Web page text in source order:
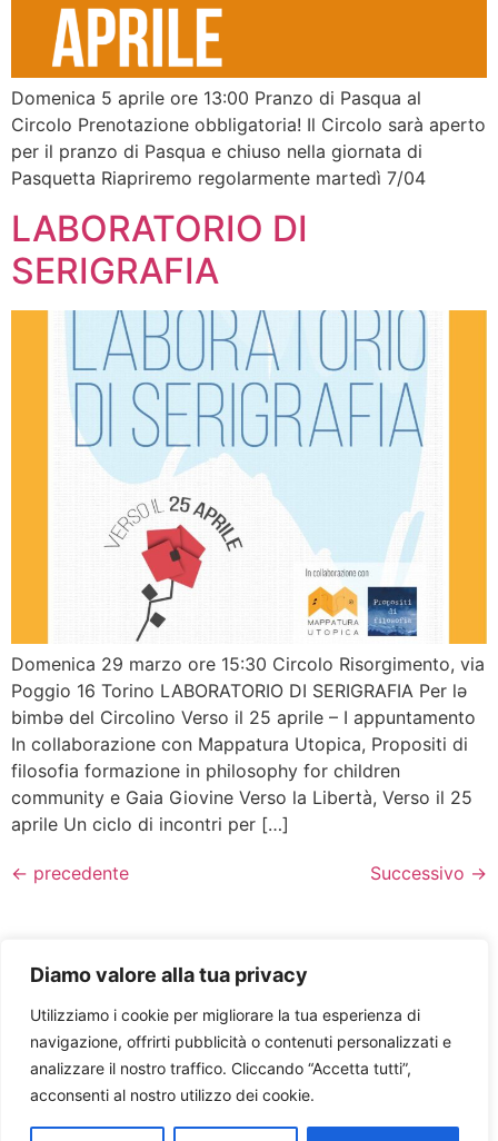
Diamo valore alla tua privacy
Utilizziamo i cookie per migliorare la tua esperienza di
navigazione, offrirti pubblicità o contenuti personalizzati e
analizzare il nostro traffico. Cliccando “Accetta tutti”,
acconsenti al nostro utilizzo dei cookie.
Domenica 5 aprile ore 13:00 Pranzo di Pasqua al
Circolo Prenotazione obbligatoria! Il Circolo sarà aperto
per il pranzo di Pasqua e chiuso nella giornata di
Pasquetta Riapriremo regolarmente martedì 7/04
LABORATORIO DI
SERIGRAFIA
Domenica 29 marzo ore 15:30 Circolo Risorgimento, via
Poggio 16 Torino LABORATORIO DI SERIGRAFIA Per lə
bimbə del Circolino Verso il 25 aprile – I appuntamento
In collaborazione con Mappatura Utopica, Propositi di
filosofia formazione in philosophy for children
community e Gaia Giovine Verso la Libertà, Verso il 25
aprile Un ciclo di incontri per […]
← precedente Successivo →
Cookie policy Privacy Policy
Youtube